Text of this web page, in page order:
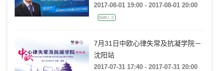
性
2017-08-01 19:00 - 2017-08-01 20:00
3449人次
7月31日中欧心律失常及抗凝学院－
沈阳站
2017-07-31 17:40 - 2017-07-31 20:00